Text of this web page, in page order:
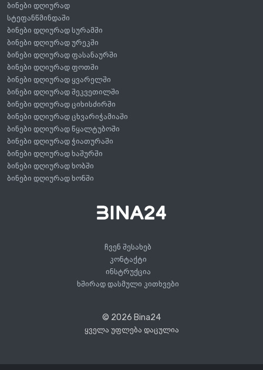
ჩვენ შესახებ
კონტაქტი
ინსტრუქცია
ხშირად დასმული კითხვები
© 2026 Bina24
ყველა უფლება დაცულია
ბინები დღიურად
სტეფანწმინდაში
ბინები დღიურად სურამში
ბინები დღიურად ურეკში
ბინები დღიურად ფასანაურში
ბინები დღიურად ფოთში
ბინები დღიურად ყვარელში
ბინები დღიურად შეკვეთილში
ბინები დღიურად ციხისძირში
ბინები დღიურად ცხვარიჭამიაში
ბინები დღიურად წყალტუბოში
ბინები დღიურად ჭიათურაში
ბინები დღიურად ხაშურში
ბინები დღიურად ხობში
ბინები დღიურად ხონში